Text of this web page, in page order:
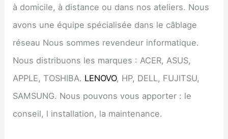
à domicile, à distance ou dans nos ateliers. Nous
avons une équipe spécialisée dans le câblage
réseau Nous sommes revendeur informatique.
Nous distribuons les marques : ACER, ASUS,
APPLE, TOSHIBA. LENOVO, HP, DELL, FUJITSU,
SAMSUNG. Nous pouvons vous apporter : le
conseil, l installation, la maintenance.